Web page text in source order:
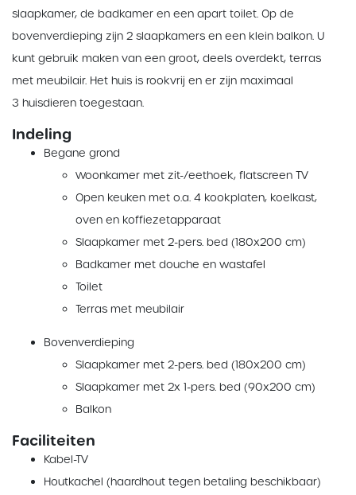
slaapkamer, de badkamer en een apart toilet. Op de
bovenverdieping zijn 2 slaapkamers en een klein balkon. U
kunt gebruik maken van een groot, deels overdekt, terras
met meubilair. Het huis is rookvrij en er zijn maximaal
3 huisdieren toegestaan.
Indeling
Begane grond
Woonkamer met zit-/eethoek, flatscreen TV
Open keuken met o.a. 4 kookplaten, koelkast,
oven en koffiezetapparaat
Slaapkamer met 2-pers. bed (180x200 cm)
Badkamer met douche en wastafel
Toilet
Terras met meubilair
Bovenverdieping
Slaapkamer met 2-pers. bed (180x200 cm)
Slaapkamer met 2x 1-pers. bed (90x200 cm)
Balkon
Faciliteiten
Kabel-TV
Houtkachel (haardhout tegen betaling beschikbaar)